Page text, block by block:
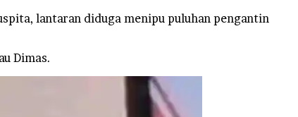
lantaran diduga menipu puluhan pengantin
Dimas.